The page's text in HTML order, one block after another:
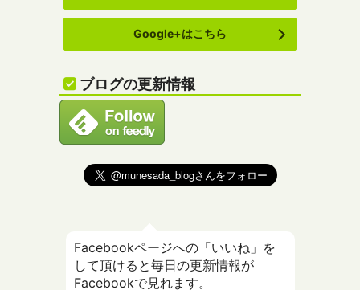
Google+はこちら
ブログの更新情報
Facebookページへの「いいね」を
して頂けると毎日の更新情報が
Facebookで見れます。